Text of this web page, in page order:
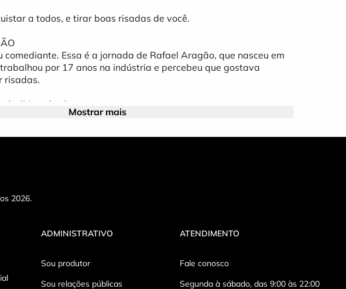
a todos, e tirar boas risadas de você.
comediante. Essa é a jornada de Rafael Aragão, que nasceu em
por 17 anos na indústria e percebeu que gostava
risadas.
politica-de-descontos
Mostrar mais
2026.
ADMINISTRATIVO
Sou produtor
Sou relações públicas
ATENDIMENTO
Fale conosco
Segunda à sábado, das 9:00 às 22:00